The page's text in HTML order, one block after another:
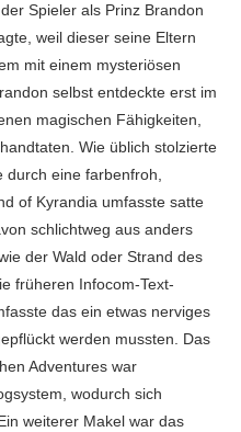
Spieler als Prinz Brandon
weil dieser seine Eltern
mit einem mysteriösen
selbst entdeckte erst im
magischen Fähigkeiten,
Wie üblich stolzierte
durch eine farbenfroh,
of Kyrandia umfasste satte
schlichtweg aus anders
der Wald oder Strand des
früheren Infocom-Text-
das ein etwas nerviges
werden mussten. Das
Adventures war
wodurch sich
weiterer Makel war das